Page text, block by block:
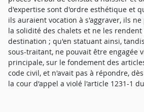
d'expertise sont d'ordre esthétique et
ils auraient vocation à s'aggraver, ils
la solidité des chalets et ne les
destination ; qu'en statuant ainsi,
sous-traitant, ne pouvait être engagée
principale, sur le fondement des
code civil, et n'avait pas à répondre,
la cour d'appel a violé l'article 1231-1